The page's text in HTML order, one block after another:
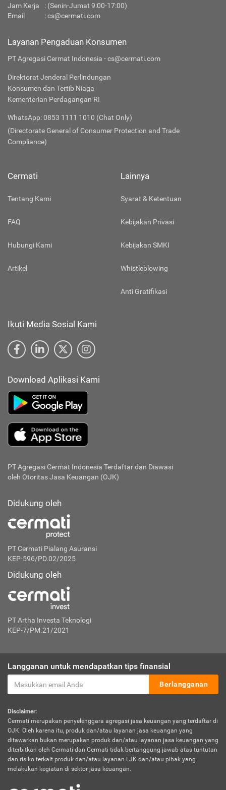
Jam Kerja
: (Senin-Jumat 9:00-17:00)
Email
:cs@cermati.com
Layanan Pengaduan Konsumen
PT Agregasi Cermat Indonesia - cs@cermati.com
Direktorat Jenderal Perlindungan
Konsumen dan Tertib Niaga
Kementerian Perdagangan RI
WhatsApp: 0853 1111 1010 (Chat Only)
(Directorate General of Consumer Protection and Trade
Compliance)
Cermati
Tentang Kami
FAQ
Hubungi Kami
Artikel
Lainnya
Syarat & Ketentuan
Kebijakan Privasi
Kebijakan SMKI
Whistleblowing
Anti Gratifikasi
Ikuti Media Sosial Kami
Download Aplikasi Kami
PT Agregasi Cermat Indonesia Terdaftar dan Diawasi
oleh Otoritas Jasa Keuangan (OJK)
Didukung oleh
PT Cermati Pialang Asuransi
KEP-596/PD.02/2025
Didukung oleh
PT Artha Investa Teknologi
KEP-7/PM.21/2021
Langganan untuk mendapatkan tips finansial
Berlangganan
Disclaimer:
Cermati merupakan penyelenggara agregasi jasa keuangan yang terdaftar di
OJK. Oleh karena itu, produk dan/atau layanan jasa keuangan yang
ditawarkan bukan merupakan produk dan/atau layanan jasa keuangan yang
diterbitkan oleh Cermati dan Cermati tidak bertanggung jawab atas tuntutan
dan risiko terkait produk dan/atau layanan LJK dan/atau pihak yang
melakukan kegiatan di sektor jasa keuangan.